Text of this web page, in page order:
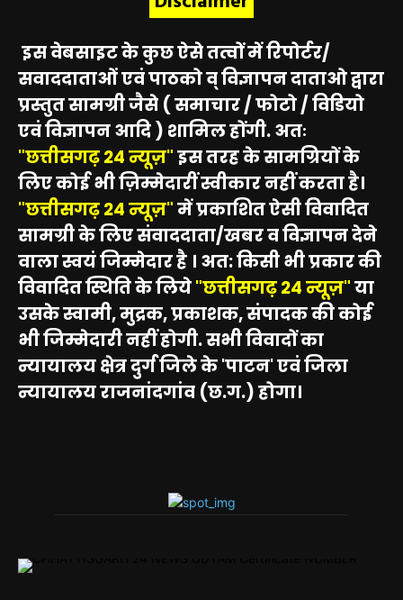
इस वेबसाइट के कुछ ऐसे तत्वों में रिपोर्टर/
सवाददाताओं एवं पाठको व् विज्ञापन दाताओ द्वारा
प्रस्तुत सामग्री जैसे ( समाचार / फोटो / विडियो
एवं विज्ञापन आदि ) शामिल होंगी. अतः
"छत्तीसगढ़ 24 न्यूज़"इस तरह के सामग्रियों के
लिए कोई भी ज़िम्मेदारीं स्वीकार नहीं करता है।
"छत्तीसगढ़ 24 न्यूज़"में प्रकाशित ऐसी विवादित
सामग्री के लिए संवाददाता/खबर व विज्ञापन देने
वाला स्वयं जिम्मेदार है । अत: किसी भी प्रकार की
विवादित स्थिति के लिये"छत्तीसगढ़ 24 न्यूज़"या
उसके स्वामी, मुद्रक, प्रकाशक, संपादक की कोई
भी जिम्मेदारी नहीं होगी. सभी विवादों का
न्यायालय क्षेत्र दुर्ग जिले के 'पाटन' एवं जिला
न्यायालय राजनांदगांव (छ.ग.) होगा।